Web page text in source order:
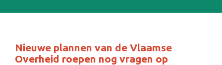
Nieuwe plannen van de Vlaamse
Overheid roepen nog vragen op